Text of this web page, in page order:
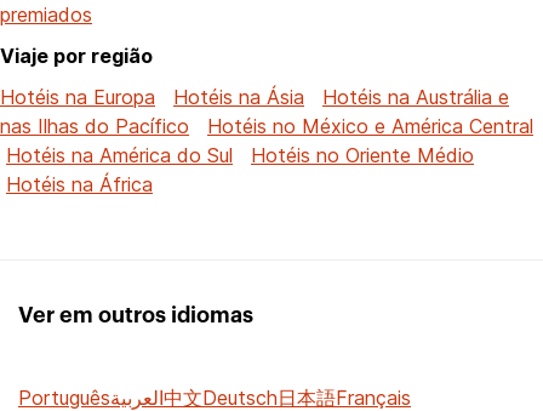
premiados
Viaje por região
Hotéis na Europa
Hotéis na Ásia
Hotéis na Austrália e
nas Ilhas do Pacífico
Hotéis no México e América Central
Hotéis na América do Sul
Hotéis no Oriente Médio
Hotéis na África
Ver em outros idiomas
Portuguêsالعربية中文Deutsch日本語Français